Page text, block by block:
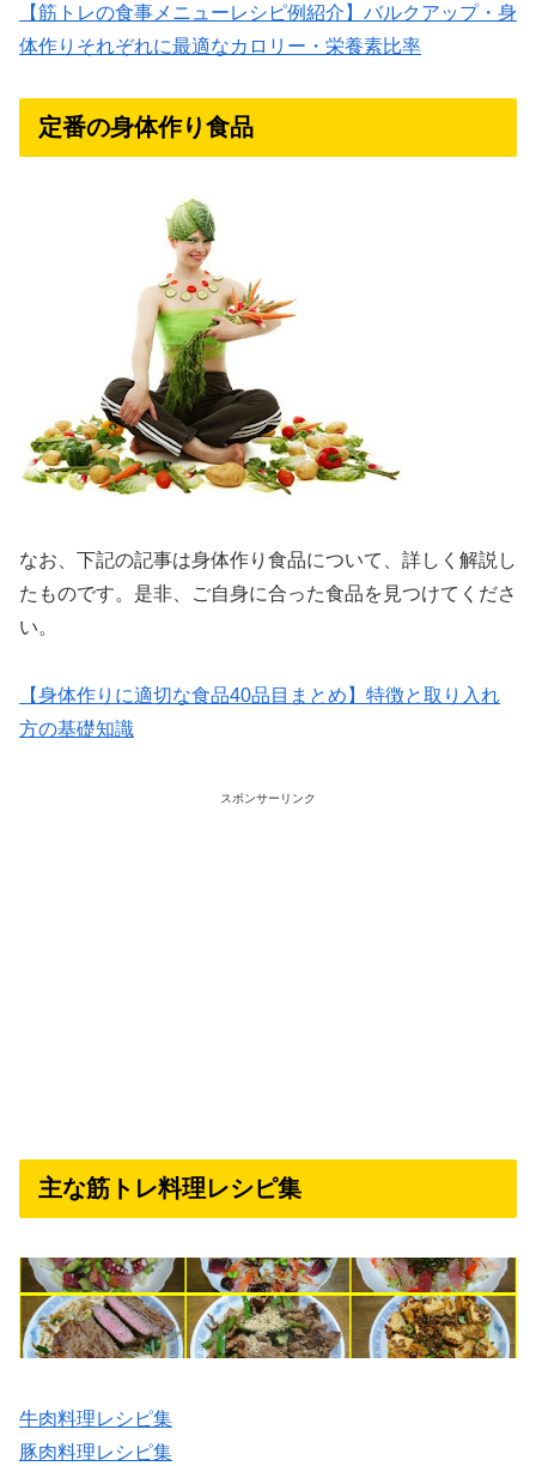
【筋トレの食事メニューレシピ例紹介】バルクアップ・身
体作りそれぞれに最適なカロリー・栄養素比率
定番の身体作り食品
なお、下記の記事は身体作り食品について、詳しく解説し
たものです。是非、ご自身に合った食品を見つけてくださ
い。
【身体作りに適切な食品40品目まとめ】特徴と取り入れ
方の基礎知識
スポンサーリンク
主な筋トレ料理レシピ集
牛肉料理レシピ集
豚肉料理レシピ集